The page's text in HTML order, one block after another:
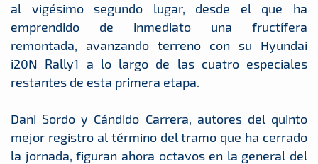
al vigésimo segundo lugar, desde el que ha
emprendido de inmediato una fructífera
remontada, avanzando terreno con su Hyundai
i20N Rally1 a lo largo de las cuatro especiales
restantes de esta primera etapa.
Dani Sordo y Cándido Carrera, autores del quinto
mejor registro al término del tramo que ha cerrado
la jornada, figuran ahora octavos en la general del